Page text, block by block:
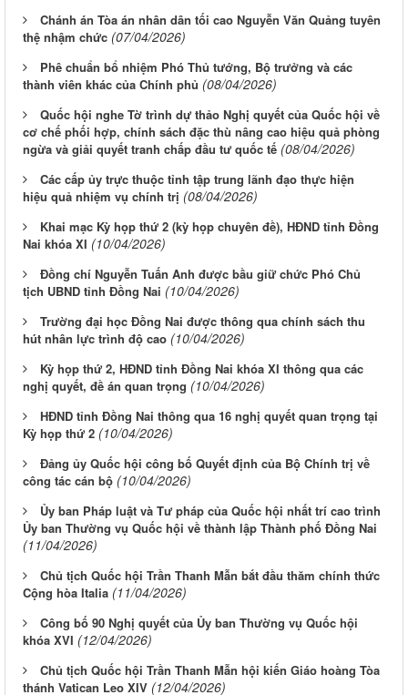
Chánh án Tòa án nhân dân tối cao Nguyễn Văn Quảng tuyên
thệ nhậm chức (07/04/2026)
Phê chuẩn bổ nhiệm Phó Thủ tướng, Bộ trưởng và các
thành viên khác của Chính phủ (08/04/2026)
Quốc hội nghe Tờ trình dự thảo Nghị quyết của Quốc hội về
cơ chế phối hợp, chính sách đặc thù nâng cao hiệu quả phòng
ngừa và giải quyết tranh chấp đầu tư quốc tế (08/04/2026)
Các cấp ủy trực thuộc tỉnh tập trung lãnh đạo thực hiện
hiệu quả nhiệm vụ chính trị (08/04/2026)
Khai mạc Kỳ họp thứ 2 (kỳ họp chuyên đề), HĐND tỉnh Đồng
Nai khóa XI (10/04/2026)
Đồng chí Nguyễn Tuấn Anh được bầu giữ chức Phó Chủ
tịch UBND tỉnh Đồng Nai (10/04/2026)
Trường đại học Đồng Nai được thông qua chính sách thu
hút nhân lực trình độ cao (10/04/2026)
Kỳ họp thứ 2, HĐND tỉnh Đồng Nai khóa XI thông qua các
nghị quyết, đề án quan trọng (10/04/2026)
HĐND tỉnh Đồng Nai thông qua 16 nghị quyết quan trọng tại
Kỳ họp thứ 2 (10/04/2026)
Đảng ủy Quốc hội công bố Quyết định của Bộ Chính trị về
công tác cán bộ (10/04/2026)
Ủy ban Pháp luật và Tư pháp của Quốc hội nhất trí cao trình
Ủy ban Thường vụ Quốc hội về thành lập Thành phố Đồng Nai
(11/04/2026)
Chủ tịch Quốc hội Trần Thanh Mẫn bắt đầu thăm chính thức
Cộng hòa Italia (11/04/2026)
Công bố 90 Nghị quyết của Ủy ban Thường vụ Quốc hội
khóa XVI (12/04/2026)
Chủ tịch Quốc hội Trần Thanh Mẫn hội kiến Giáo hoàng Tòa
thánh Vatican Leo XIV (12/04/2026)